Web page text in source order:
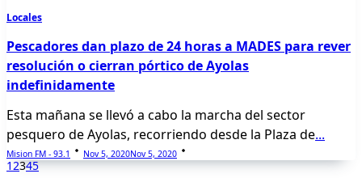
Locales
Pescadores dan plazo de 24 horas a MADES para rever
resolución o cierran pórtico de Ayolas
indefinidamente
Esta mañana se llevó a cabo la marcha del sector
pesquero de Ayolas, recorriendo desde la Plaza de...
Mision FM - 93.1 Nov 5, 2020Nov 5, 2020
12345